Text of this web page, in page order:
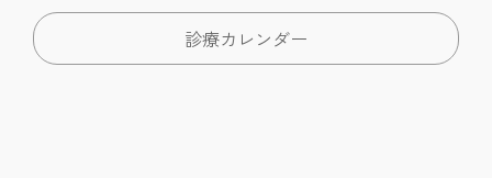
診療カレンダー